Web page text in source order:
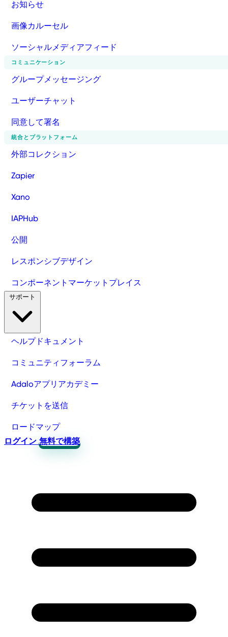
お知らせ
画像カルーセル
ソーシャルメディアフィード
コミュニケーション
グループメッセージング
ユーザーチャット
同意して署名
統合とプラットフォーム
外部コレクション
Zapier
Xano
IAPHub
公開
レスポンシブデザイン
コンポーネントマーケットプレイス
ヘルプドキュメント
コミュニティフォーラム
Adaloアプリアカデミー
チケットを送信
ロードマップ
ログイン 無料で構築